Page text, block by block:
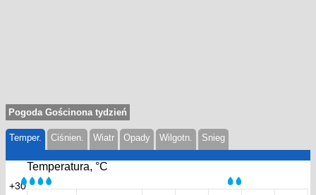
Pogoda Gościnona tydzień
Temper. Ciśnien. Wiatr Opady Wilgotn. Snieg
Temperatura, °С
+30